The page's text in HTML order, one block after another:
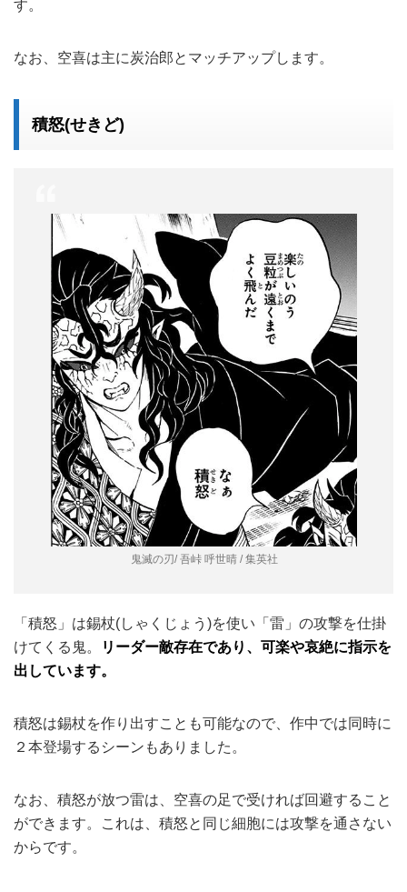
す。
なお、空喜は主に炭治郎とマッチアップします。
積怒(せきど)
鬼滅の刃/ 吾峠 呼世晴 / 集英社
「積怒」は錫杖(しゃくじょう)を使い「雷」の攻撃を仕掛
けてくる鬼。
リーダー敵存在であり、可楽や哀絶に指示を
出しています。
積怒は錫杖を作り出すことも可能なので、作中では同時に
２本登場するシーンもありました。
なお、積怒が放つ雷は、空喜の足で受ければ回避すること
ができます。これは、積怒と同じ細胞には攻撃を通さない
からです。